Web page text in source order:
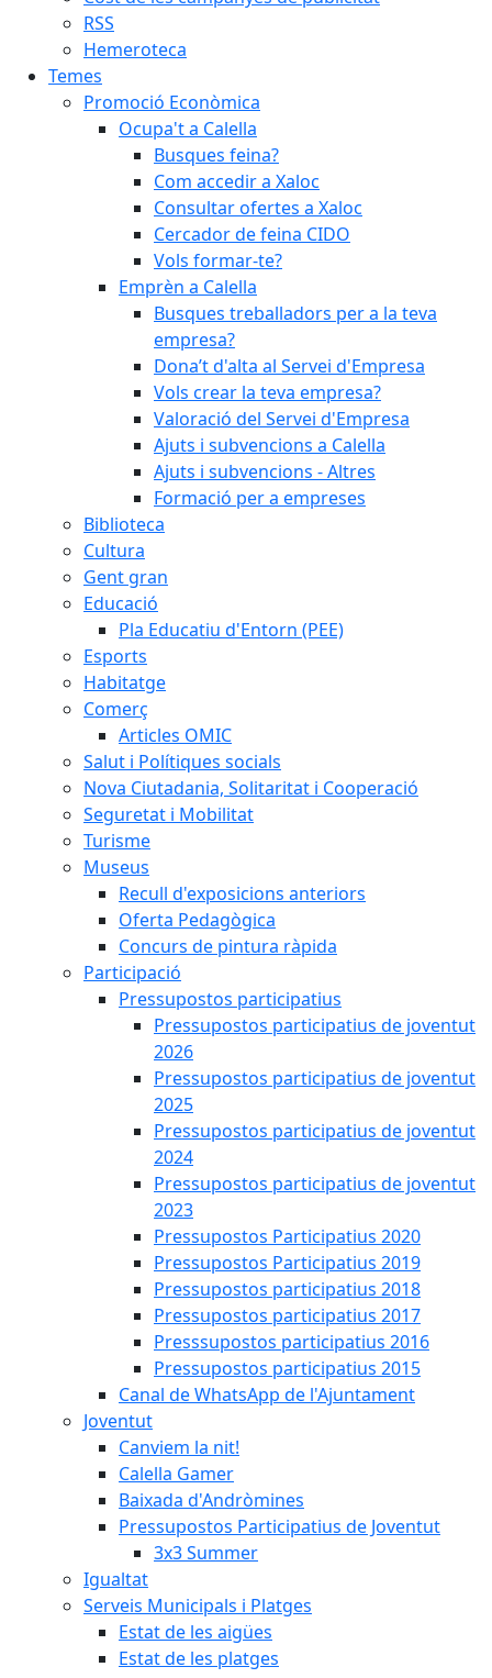
RSS
Hemeroteca
Temes
Promoció Econòmica
Ocupa't a Calella
Busques feina?
Com accedir a Xaloc
Consultar ofertes a Xaloc
Cercador de feina CIDO
Vols formar-te?
Emprèn a Calella
Busques treballadors per a la teva
empresa?
Dona’t d'alta al Servei d'Empresa
Vols crear la teva empresa?
Valoració del Servei d'Empresa
Ajuts i subvencions a Calella
Ajuts i subvencions - Altres
Formació per a empreses
Biblioteca
Cultura
Gent gran
Educació
Pla Educatiu d'Entorn (PEE)
Esports
Habitatge
Comerç
Articles OMIC
Salut i Polítiques socials
Nova Ciutadania, Solitaritat i Cooperació
Seguretat i Mobilitat
Turisme
Museus
Recull d'exposicions anteriors
Oferta Pedagògica
Concurs de pintura ràpida
Participació
Pressupostos participatius
Pressupostos participatius de joventut
2026
Pressupostos participatius de joventut
2025
Pressupostos participatius de joventut
2024
Pressupostos participatius de joventut
2023
Pressupostos Participatius 2020
Pressupostos Participatius 2019
Pressupostos participatius 2018
Pressupostos participatius 2017
Presssupostos participatius 2016
Pressupostos participatius 2015
Canal de WhatsApp de l'Ajuntament
Joventut
Canviem la nit!
Calella Gamer
Baixada d'Andròmines
Pressupostos Participatius de Joventut
3x3 Summer
Igualtat
Serveis Municipals i Platges
Estat de les aigües
Estat de les platges